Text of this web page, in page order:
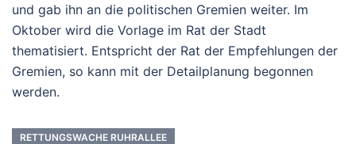
und gab ihn an die politischen Gremien weiter. Im
Oktober wird die Vorlage im Rat der Stadt
thematisiert. Entspricht der Rat der Empfehlungen der
Gremien, so kann mit der Detailplanung begonnen
werden.
RETTUNGSWACHE RUHRALLEE